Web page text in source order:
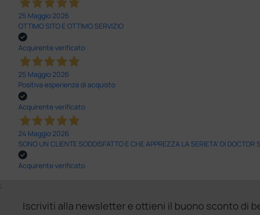
25 Maggio 2026
OTTIMO SITO E OTTIMO SERVIZIO
Acquirente verificato
25 Maggio 2026
Positiva esperienza di acquisto
Acquirente verificato
24 Maggio 2026
SONO UN CLIENTE SODDISFATTO E CHE APPREZZA LA SERIETA' DI DOCTOR
Acquirente verificato
;
Iscriviti alla newsletter e ottieni il buono sconto di